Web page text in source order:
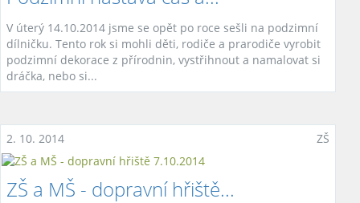
V úterý 14.10.2014 jsme se opět po roce sešli na podzimní
dílničku. Tento rok si mohli děti, rodiče a prarodiče vyrobit
podzimní dekorace z přírodnin, vystřihnout a namalovat si
dráčka, nebo si...
2. 10. 2014 ZŠ
ZŠ a MŠ - dopravní hřiště...